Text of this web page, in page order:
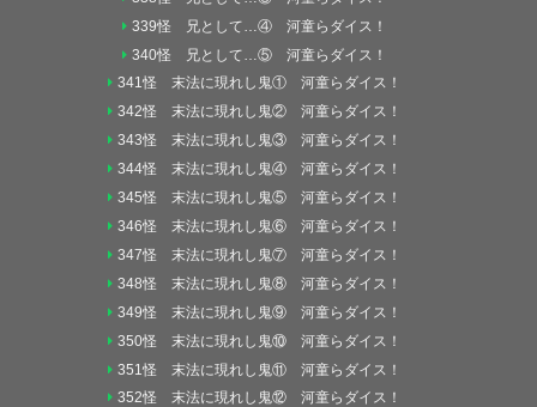
339怪 兄として…④ 河童らダイス！
340怪 兄として…⑤ 河童らダイス！
341怪 末法に現れし鬼① 河童らダイス！
342怪 末法に現れし鬼② 河童らダイス！
343怪 末法に現れし鬼③ 河童らダイス！
344怪 末法に現れし鬼④ 河童らダイス！
345怪 末法に現れし鬼⑤ 河童らダイス！
346怪 末法に現れし鬼⑥ 河童らダイス！
347怪 末法に現れし鬼⑦ 河童らダイス！
348怪 末法に現れし鬼⑧ 河童らダイス！
349怪 末法に現れし鬼⑨ 河童らダイス！
350怪 末法に現れし鬼⑩ 河童らダイス！
351怪 末法に現れし鬼⑪ 河童らダイス！
352怪 末法に現れし鬼⑫ 河童らダイス！